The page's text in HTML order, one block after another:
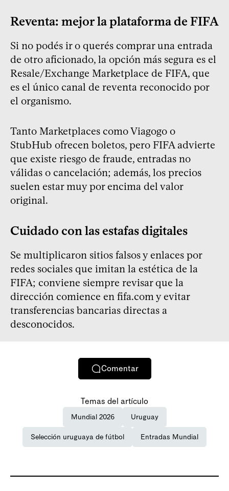
Reventa: mejor la plataforma de FIFA
Si no podés ir o querés comprar una entrada
de otro aficionado, la opción más segura es el
Resale/Exchange Marketplace de FIFA, que
es el único canal de reventa reconocido por
el organismo.
Tanto Marketplaces como Viagogo o
StubHub ofrecen boletos, pero FIFA advierte
que existe riesgo de fraude, entradas no
válidas o cancelación; además, los precios
suelen estar muy por encima del valor
original.
Cuidado con las estafas digitales
Se multiplicaron sitios falsos y enlaces por
redes sociales que imitan la estética de la
FIFA; conviene siempre revisar que la
dirección comience en fifa.com y evitar
transferencias bancarias directas a
desconocidos.
Comentar
Temas del artículo
Mundial 2026 Uruguay
Selección uruguaya de fútbol Entradas Mundial